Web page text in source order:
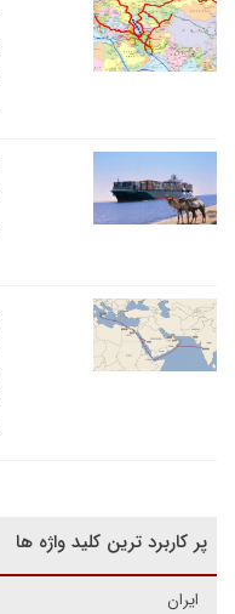
پر کاربرد ترین کلید واژه ها
ایران